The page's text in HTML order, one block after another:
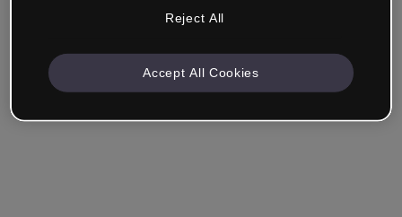
Société & Professionnels
un autre domaine.
Reject All
Accept All Cookies